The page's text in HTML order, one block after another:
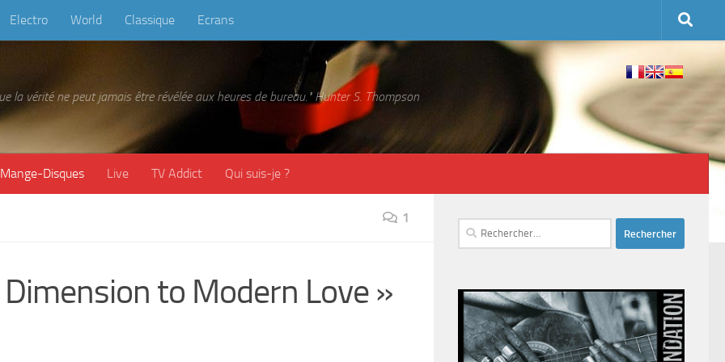
Electro World Classique Ecrans
la vérité ne peut jamais être révélée aux heures de bureau." Hunter S. Thompson
Mange-Disques Live TV Addict Qui suis-je ?
1
Dimension to Modern Love »
Rechercher :